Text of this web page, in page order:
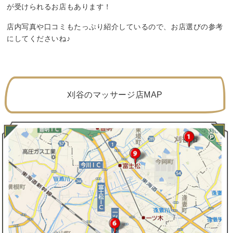
が受けられるお店もあります！
店内写真や口コミもたっぷり紹介しているので、お店選びの参考
にしてくださいね♪
刈谷のマッサージ店MAP